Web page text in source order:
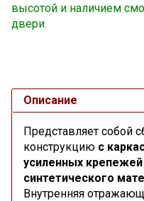
высотой и наличием
двери.
Описание
Представляет собой
конструкцию с
усиленных крепежей
синтетического
Внутренняя